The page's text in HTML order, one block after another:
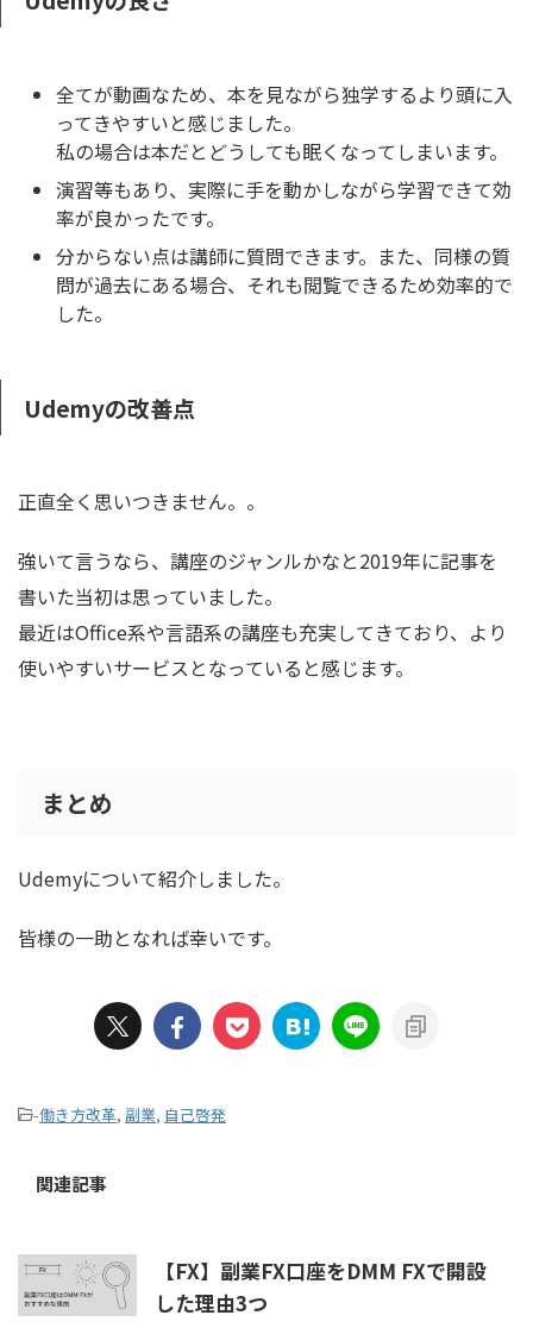
全てが動画なため、 本を見ながら独学するより頭に入
ってきやすいと感じました。
私の場合は本だとどうしても眠くなってしまいます。
演習等もあり、実際に手を動かしながら学習できて効
率が良かったです。
分からない点は講師に質問できます。また、同様の質
問が過去にある場合、それも閲覧できるため効率的で
した。
Udemyの改善点
正直全く思いつきません。。
強いて言うなら、講座のジャンルかなと2019年に記事を
書いた当初は思っていました。
最近はOffice系や言語系の講座も充実してきており、より
使いやすいサービスとなっていると感じます。
まとめ
Udemyについて紹介しました。
皆様の一助となれば幸いです。
-働き方改革, 副業, 自己啓発
関連記事
【FX】副業FX口座をDMM FXで開設
した理由3つ